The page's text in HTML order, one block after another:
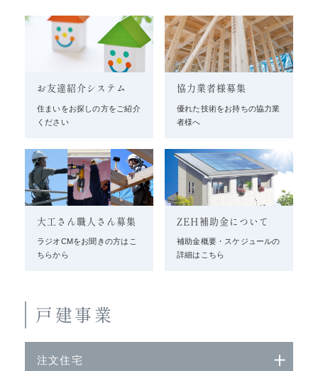
お友達紹介システム
住まいをお探しの方をご紹介
ください
協力業者様募集
優れた技術をお持ちの協力業
者様へ
大工さん職人さん募集
ラジオCMをお聞きの方はこ
ちらから
ZEH補助金について
補助金概要・スケジュールの
詳細はこちら
戸建事業
注文住宅